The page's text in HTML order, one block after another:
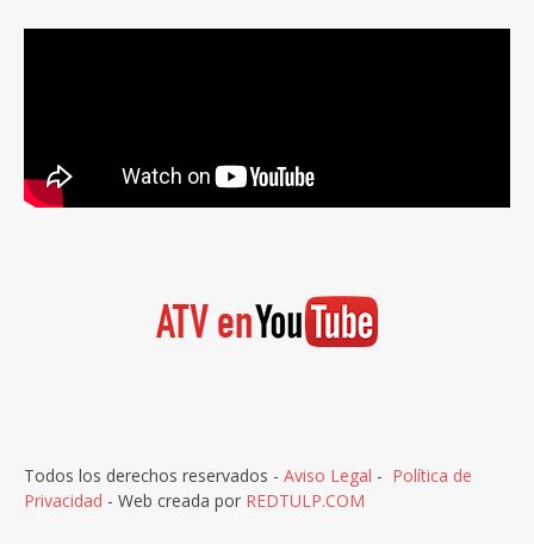
Todos los derechos reservados - Aviso Legal - Política de
Privacidad - Web creada por REDTULP.COM